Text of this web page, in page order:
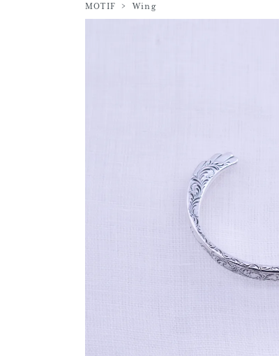
MOTIF
>Wing